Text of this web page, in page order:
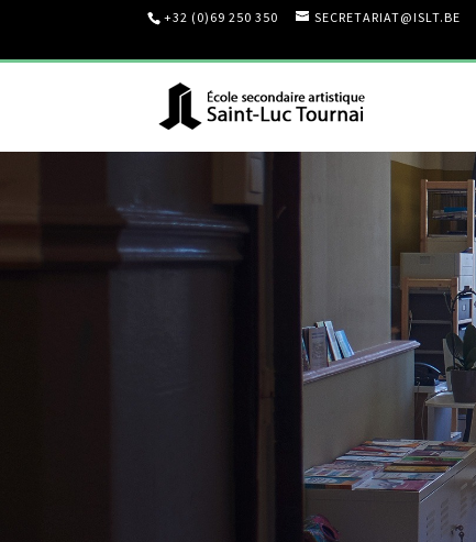
+32 (0)69 250 350 SECRETARIAT@ISLT.BE